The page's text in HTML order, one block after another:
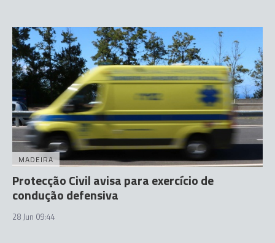
MADEIRA
Protecção Civil avisa para exercício de
condução defensiva
28 Jun 09:44